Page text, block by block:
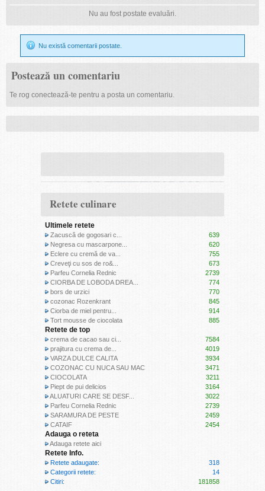
Retete culinare
Ultimele retete
Zacuscă de gogosari c...
639
Negresa cu mascarpone...
620
Eclere cu cremă de va...
755
Creveţi cu sos de ro&...
673
Parfeu Cornelia Rednic
2739
CIORBA DE LOBODA DREA...
774
bors de urzici
770
cozonac Rozenkrant
845
Ciorba de miel pentru...
914
Tort mousse de ciocolata
885
Retete de top
crema de cacao sau ci...
7584
prajitura cu crema de...
4019
VARZA DULCE CALITA
3934
COZONAC CU NUCA SAU MAC
3471
CIOCOLATA
3211
Piept de pui delicios
3164
ALUATURI CARE SE DESF...
3022
Parfeu Cornelia Rednic
2739
SARAMURA DE PESTE
2459
CATAIF
2454
Adauga o reteta
Adauga retete aici
Retete Info.
Retete adaugate:
318
Categorii retete:
14
Citiri:
181858
Nu au fost postate evaluări.
Nu există comentarii postate.
Postează un comentariu
Te rog conectează-te pentru a posta un comentariu.